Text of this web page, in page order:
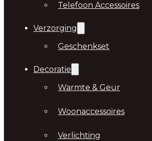
Telefoon Accessoires
Verzorging
Geschenkset
Decoratie
Warmte & Geur
Woonaccessoires
Verlichting